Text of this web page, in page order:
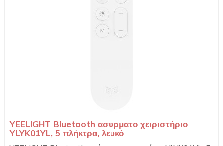
YEELIGHT Bluetooth ασύρματο χειριστήριο
YLYK01YL, 5 πλήκτρα, λευκό